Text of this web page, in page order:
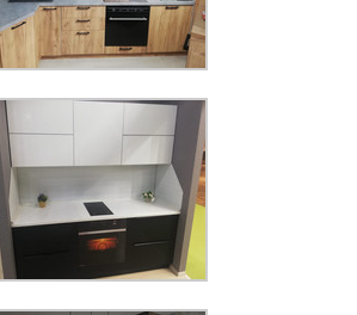
Увеличить
Панель KMG 03